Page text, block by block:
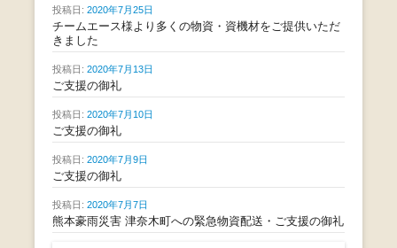
投稿日: 2020年7月25日
チームエース様より多くの物資・資機材をご提供いただ
きました
投稿日: 2020年7月13日
ご支援の御礼
投稿日: 2020年7月10日
ご支援の御礼
投稿日: 2020年7月9日
ご支援の御礼
投稿日: 2020年7月7日
熊本豪雨災害 津奈木町への緊急物資配送・ご支援の御礼